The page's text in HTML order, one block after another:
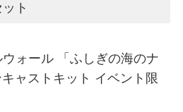
ト
ォール 「ふしぎの海のナ
ャストキット イベント限